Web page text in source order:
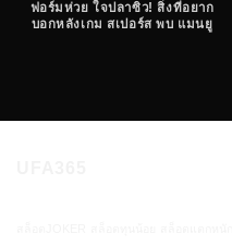
ฟอร์มห่วย ใจปลาซิว! สิ่งที่อยาก
บอกหลังเกม สเปอร์ส พบ แมนยู